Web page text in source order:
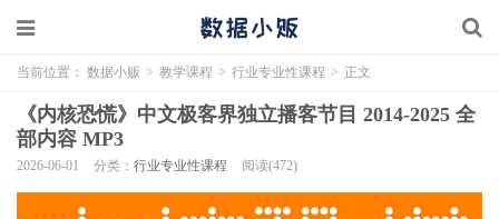
当前位置： 数据小贩 > 教学课程 > 行业专业性课程 > 正文
《内核恐慌》中文极客界独立播客节目 2014-2025 全
部内容 MP3
2026-06-01 分类： 行业专业性课程 阅读(472)